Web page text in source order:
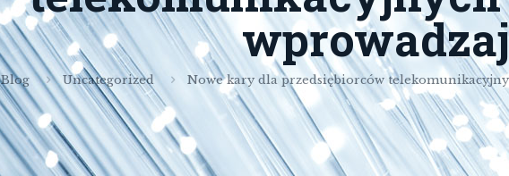
Blog Uncategorized Nowe kary dla przedsiębiorców